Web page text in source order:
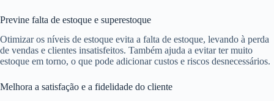
Previne falta de estoque e superestoque
Otimizar os níveis de estoque evita a falta de estoque, levando à perda
de vendas e clientes insatisfeitos. Também ajuda a evitar ter muito
estoque em torno, o que pode adicionar custos e riscos desnecessários.
Melhora a satisfação e a fidelidade do cliente